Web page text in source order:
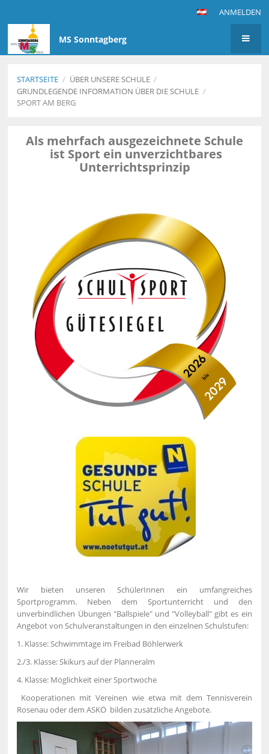
ANMELDEN
MS Sonntagberg
STARTSEITE / ÜBER UNSERE SCHULE /
GRUNDLEGENDE INFORMATION ÜBER DIE SCHULE /
SPORT AM BERG
Sport
amAls mehrfach ausgezeichnete Schule
ist Sport ein unverzichtbares
Unterrichtsprinzip
Wir bieten unseren SchülerInnen ein umfangreiches
Sportprogramm. Neben dem Sportunterricht und den
unverbindlichen Übungen "Ballspiele" und "Volleyball" gibt es ein
Angebot von Schulveranstaltungen in den einzelnen Schulstufen:
1. Klasse: Schwimmtage im Freibad Böhlerwerk
2./3. Klasse: Skikurs auf der Planneralm
4. Klasse: Möglichkeit einer Sportwoche
Kooperationen mit Vereinen wie etwa mit dem Tennisverein
Rosenau oder dem ASKÖ bilden zusätzliche Angebote.